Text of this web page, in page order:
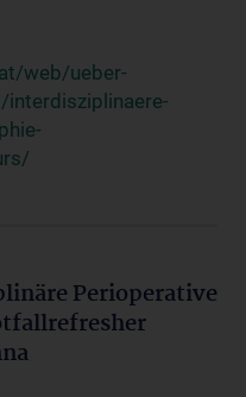
web/ueber-
interdisziplinaere-
Perioperative